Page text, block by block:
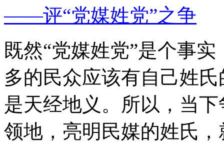
——评“党媒姓党”之争
既然“党媒姓党”是个事
多的民众应该有自己姓
是天经地义。所以，当
领地，亮明民媒的姓氏